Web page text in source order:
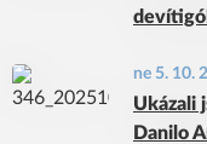
ne 5. 10.
Ukázali
Danilo